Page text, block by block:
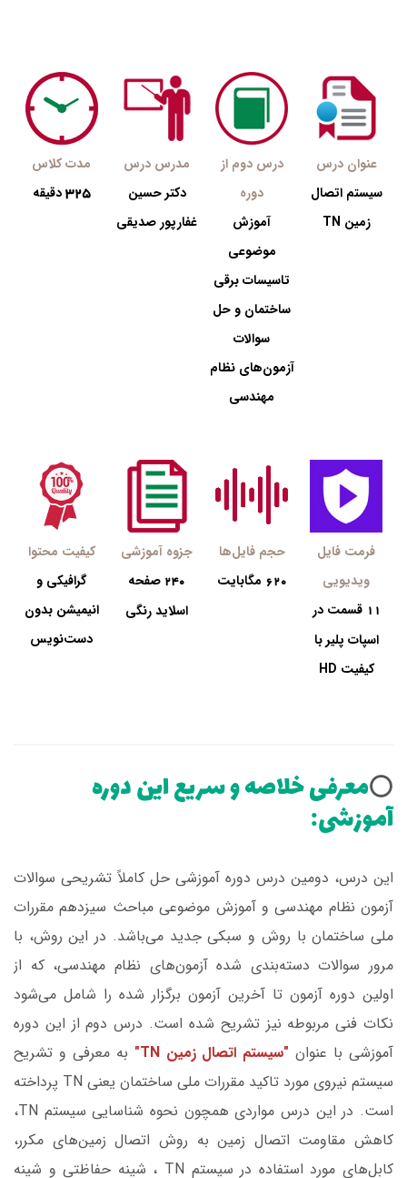
عنوان درس
سیستم اتصال
زمین‌ TN
درس دوم از
دوره
آموزش
موضوعی
تاسیسات برقی
ساختمان و حل
سوالات
آزمون‌های نظام
مهندسی
مدرس درس
دکتر حسین
غفارپور صدیقی
مدت کلاس
325دقیقه
فرمت فایل
ویدیویی
11 قسمت در
اسپات پلیر با
کیفیت HD
حجم فایل‌ها
620 مگابایت
جزوه آموزشی
240 صفحه
اسلاید رنگی
کیفیت محتوا
گرافیکی و
انیمیشن بدون
دست‌نویس
⭕️معرفی خلاصه و سریع این دوره
آموزشی:
این درس، دومین درس دوره آموزشی حل کاملاً تشریحی سوالات
آزمون نظام مهندسی و آموزش موضوعی مباحث سیزدهم مقررات
ملی ساختمان با روش و سبکی جدید می‌باشد. در این روش، با
مرور سوالات دسته‌بندی شده آزمون‌های نظام مهندسی، که از
اولین دوره آزمون تا آخرین آزمون برگزار شده را شامل می‌شود
نکات فنی مربوطه نیز تشریح شده است. درس دوم از این دوره
آموزشی با عنوان "سیستم اتصال زمین TN"
به معرفی و تشریح
سیستم‌ نیروی مورد تاکید مقررات ملی ساختمان یعنی TN پرداخته
است. در این درس مواردی همچون نحوه شناسایی سیستم TN،
کاهش مقاومت اتصال زمین به روش اتصال زمین‌های مکرر،
کابل‌های مورد استفاده در سیستم TN ، شینه حفاظتی و شینه